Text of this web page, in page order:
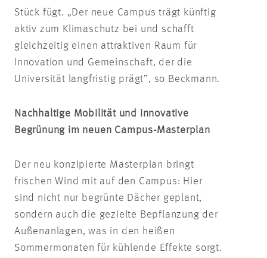
Stück fügt. „Der neue Campus trägt künftig
aktiv zum Klimaschutz bei und schafft
gleichzeitig einen attraktiven Raum für
Innovation und Gemeinschaft, der die
Universität langfristig prägt”, so Beckmann.
Nachhaltige Mobilität und innovative
Begrünung im neuen Campus-Masterplan
Der neu konzipierte Masterplan bringt
frischen Wind mit auf den Campus: Hier
sind nicht nur begrünte Dächer geplant,
sondern auch die gezielte Bepflanzung der
Außenanlagen, was in den heißen
Sommermonaten für kühlende Effekte sorgt.